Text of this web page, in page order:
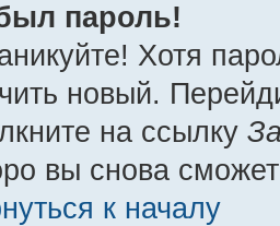
пароль!
Хотя
новый.
на ссылку
вы снова
к началу